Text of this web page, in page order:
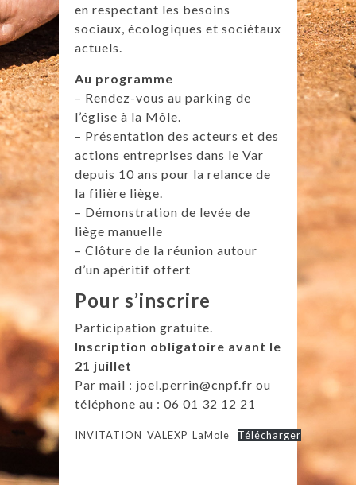
en respectant les besoins
sociaux, écologiques et sociétaux
actuels.
Au programme
– Rendez-vous au parking de
l’église à la Môle.
– Présentation des acteurs et des
actions entreprises dans le Var
depuis 10 ans pour la relance de
la filière liège.
– Démonstration de levée de
liège manuelle
– Clôture de la réunion autour
d’un apéritif offert
Pour s’inscrire
Participation gratuite.
Inscription obligatoire avant le
21 juillet
Par mail : joel.perrin@cnpf.fr ou
téléphone au : 06 01 32 12 21
INVITATION_VALEXP_LaMole Télécharger